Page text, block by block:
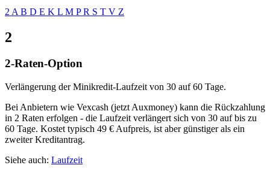
2 A B D E K L M PR S T V Z
2
2-Raten-Option
Verlängerung der Minikredit-Laufzeit von 30 auf 60 Tage.
Bei Anbietern wie Vexcash (jetzt Auxmoney) kann die Rückzahlung
in 2 Raten erfolgen - die Laufzeit verlängert sich von 30 auf bis zu
60 Tage. Kostet typisch 49 € Aufpreis, ist aber günstiger als ein
zweiter Kreditantrag.
Siehe auch: Laufzeit